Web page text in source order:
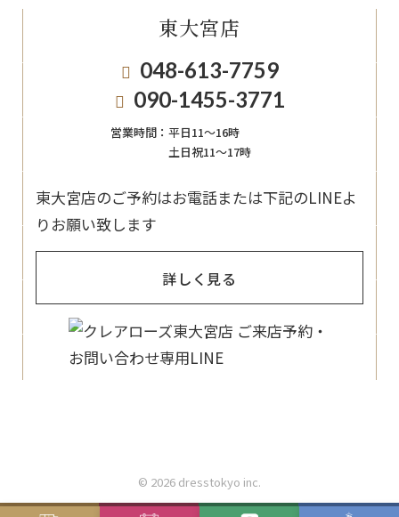
東大宮店
048-613-7759
090-1455-3771
営業時間： 平日11〜16時
土日祝11〜17時
東大宮店のご予約はお電話または下記のLINEよ
りお願い致します
詳しく見る
© 2026 dresstokyo inc.